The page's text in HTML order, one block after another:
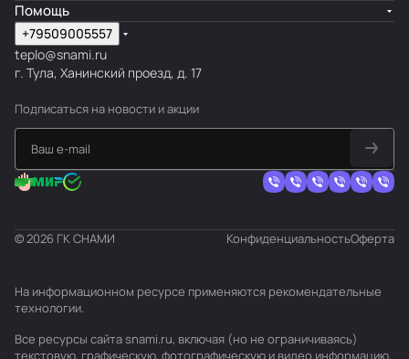
Помощь
+79509005557
teplo@snami.ru
г. Тула, Ханинский проезд, д. 17
Подписаться на новости и акции
© 2026 ГК СНАМИ КонфиденциальностьОферта
На информационном ресурсе применяются рекомендательные
технологии.
Все ресурсы сайта snami.ru, включая (но не ограничиваясь)
текстовую, графическую, фотографическую и видео информацию,